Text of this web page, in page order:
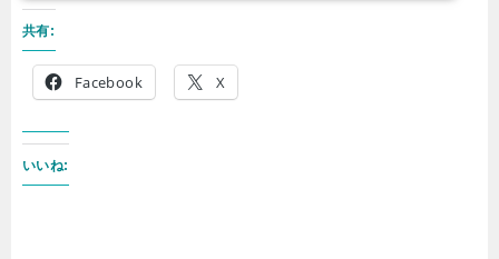
共有:
Facebook X
いいね: